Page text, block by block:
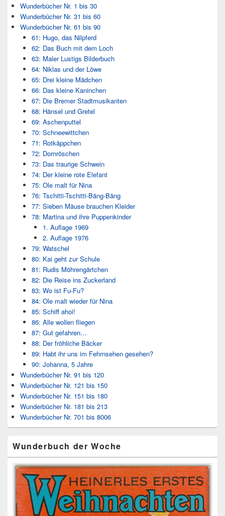
Wunderbücher Nr. 1 bis 30
Wunderbücher Nr. 31 bis 60
Wunderbücher Nr. 61 bis 90
61: Hugo, das Nilpferd
62: Das Buch mit dem Loch
63: Maler Lustigs Bilderbuch
64: Niklas und der Löwe
65: Drei kleine Mädchen
66: Das kleine Kaninchen
67: Die Bremer Stadtmusikanten
68: Hänsel und Gretel
69: Aschenputtel
70: Schneewittchen
71: Rotkäppchen
72: Dornröschen
73: Das traurige Schwein
74: Der kleine rote Elefant
75: Ole malt für Nina
76: Tschitti-Tschitti-Bäng-Bäng
77: Sieben Mäuse brauchen Kleider
78: Martina und ihre Puppenkinder
1. Auflage 1969
2. Auflage 1976
79: Watschel
80: Kai geht zur Schule
81: Rudis Möhrengärtchen
82: Die Reise ins Zuckerland
83: Wo ist Fu-Fu?
84: Ole malt wieder für Nina
85: Schiff ahoi!
86: Alle wollen fliegen
87: Gut gefahren…
88: Der fröhliche Bäcker
89: Habt ihr uns im Fehrnsehen gesehen?
90: Johanna, 5 Jahre
Wunderbücher Nr. 91 bis 120
Wunderbücher Nr. 121 bis 150
Wunderbücher Nr. 151 bis 180
Wunderbücher Nr. 181 bis 213
Wunderbücher Nr. 701 bis 8006
Wunderbuch der Woche